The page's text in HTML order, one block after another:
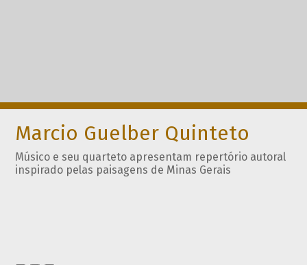
Marcio Guelber Quinteto
Músico e seu quarteto apresentam repertório autoral
inspirado pelas paisagens de Minas Gerais